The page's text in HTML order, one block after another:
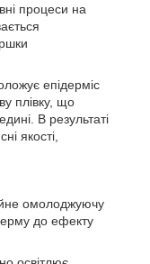
процеси на
епідерміс
плівку, що
В результаті
якості,
омолоджуючу
до ефекту